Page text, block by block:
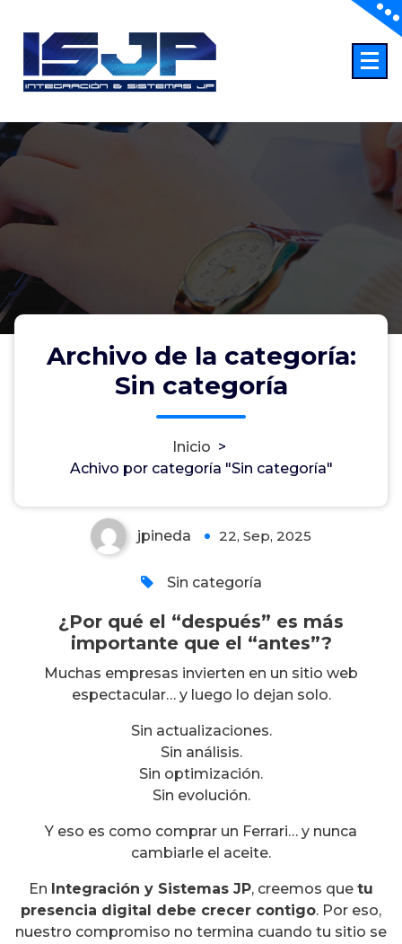
contenido
Archivo de la categoría:
Sin categoría
Inicio >
Achivo por categoría "Sin categoría"
¿Por qué el “después” es más
importante que el “antes”?
jpineda 22, Sep, 2025
Sin categoría
¿Por qué el “después” es más
importante que el “antes”?
Muchas empresas invierten en un sitio web
espectacular… y luego lo dejan solo.
Sin actualizaciones.
Sin análisis.
Sin optimización.
Sin evolución.
Y eso es como comprar un Ferrari… y nunca
cambiarle el aceite.
En Integración y Sistemas JP, creemos que tu
presencia digital debe crecer contigo. Por eso,
nuestro compromiso no termina cuando tu sitio se